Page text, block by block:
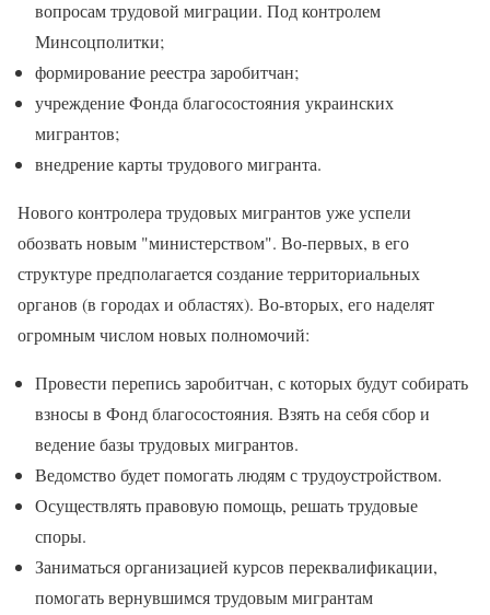
вопросам трудовой миграции. Под контролем
Минсоцполитки;
формирование реестра заробитчан;
учреждение Фонда благосостояния украинских
мигрантов;
внедрение карты трудового мигранта.
Нового контролера трудовых мигрантов уже успели
обозвать новым "министерством". Во-первых, в его
структуре предполагается создание территориальных
органов (в городах и областях). Во-вторых, его наделят
огромным числом новых полномочий:
Провести перепись заробитчан, с которых будут собирать
взносы в Фонд благосостояния. Взять на себя сбор и
ведение базы трудовых мигрантов.
Ведомство будет помогать людям с трудоустройством.
Осуществлять правовую помощь, решать трудовые
споры.
Заниматься организацией курсов переквалификации,
помогать вернувшимся трудовым мигрантам